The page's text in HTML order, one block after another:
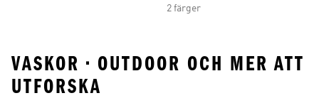
2 färger
VASKOR • OUTDOOR OCH MER ATT
UTFORSKA